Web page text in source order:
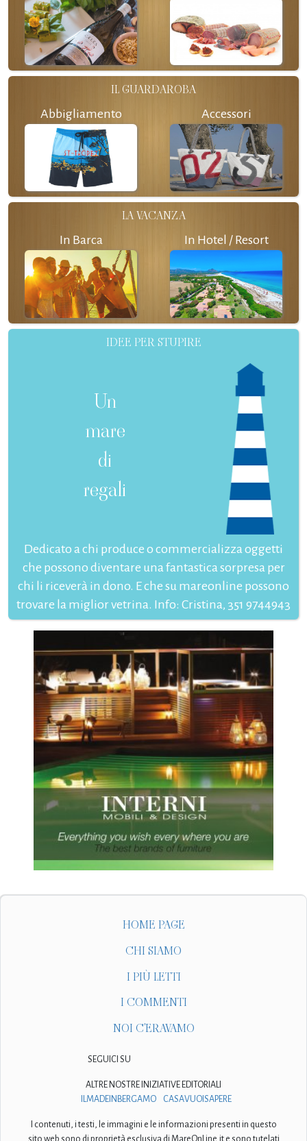
IL GUARDAROBA
Abbigliamento Accessori
LA VACANZA
In Barca In Hotel / Resort
IDEE PER STUPIRE
Un
mare
di
regali
Dedicato a chi produce o commercializza oggetti
che possono diventare una fantastica sorpresa per
chi li riceverà in dono. E che su mareonline possono
trovare la miglior vetrina. Info: Cristina, 351 9744943
HOME PAGE
CHI SIAMO
I PIÙ LETTI
I COMMENTI
NOI C'ERAVAMO
SEGUICI SU
ALTRE NOSTRE INIZIATIVE EDITORIALI
ILMADEINBERGAMO
CASAVUOISAPERE
I contenuti, i testi, le immagini e le informazioni presenti in questo
sito web sono di proprietà esclusiva di MareOnLine.it e sono tutelati